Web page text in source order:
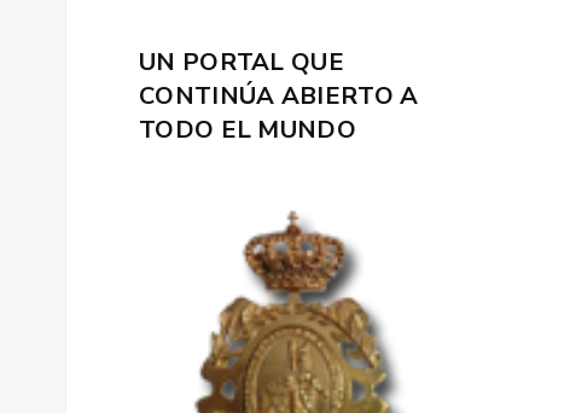
UN PORTAL QUE
CONTINÚA ABIERTO A
TODO EL MUNDO